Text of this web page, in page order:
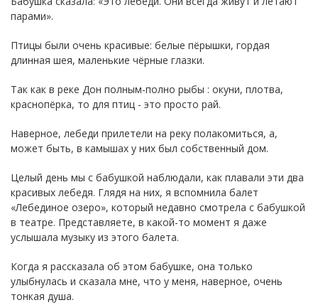
парами».
Птицы были очень красивые: белые пёрышки, гордая
длинная шея, маленькие чёрные глазки.
Так как в реке Дон полным-полно рыбы : окуни, плотва,
краснопёрка, то для птиц - это просто рай.
Наверное, лебеди прилетели на реку полакомиться, а,
может быть, в камышах у них был собственный дом.
Целый день мы с бабушкой наблюдали, как плавали эти два
красивых лебедя. Глядя на них, я вспомнила балет
«Лебединое озеро», который недавно смотрела с бабушкой
в театре. Представляете, в какой-то момент я даже
услышала музыку из этого балета.
Когда я рассказала об этом бабушке, она только
улыбнулась и сказала мне, что у меня, наверное, очень
тонкая душа.